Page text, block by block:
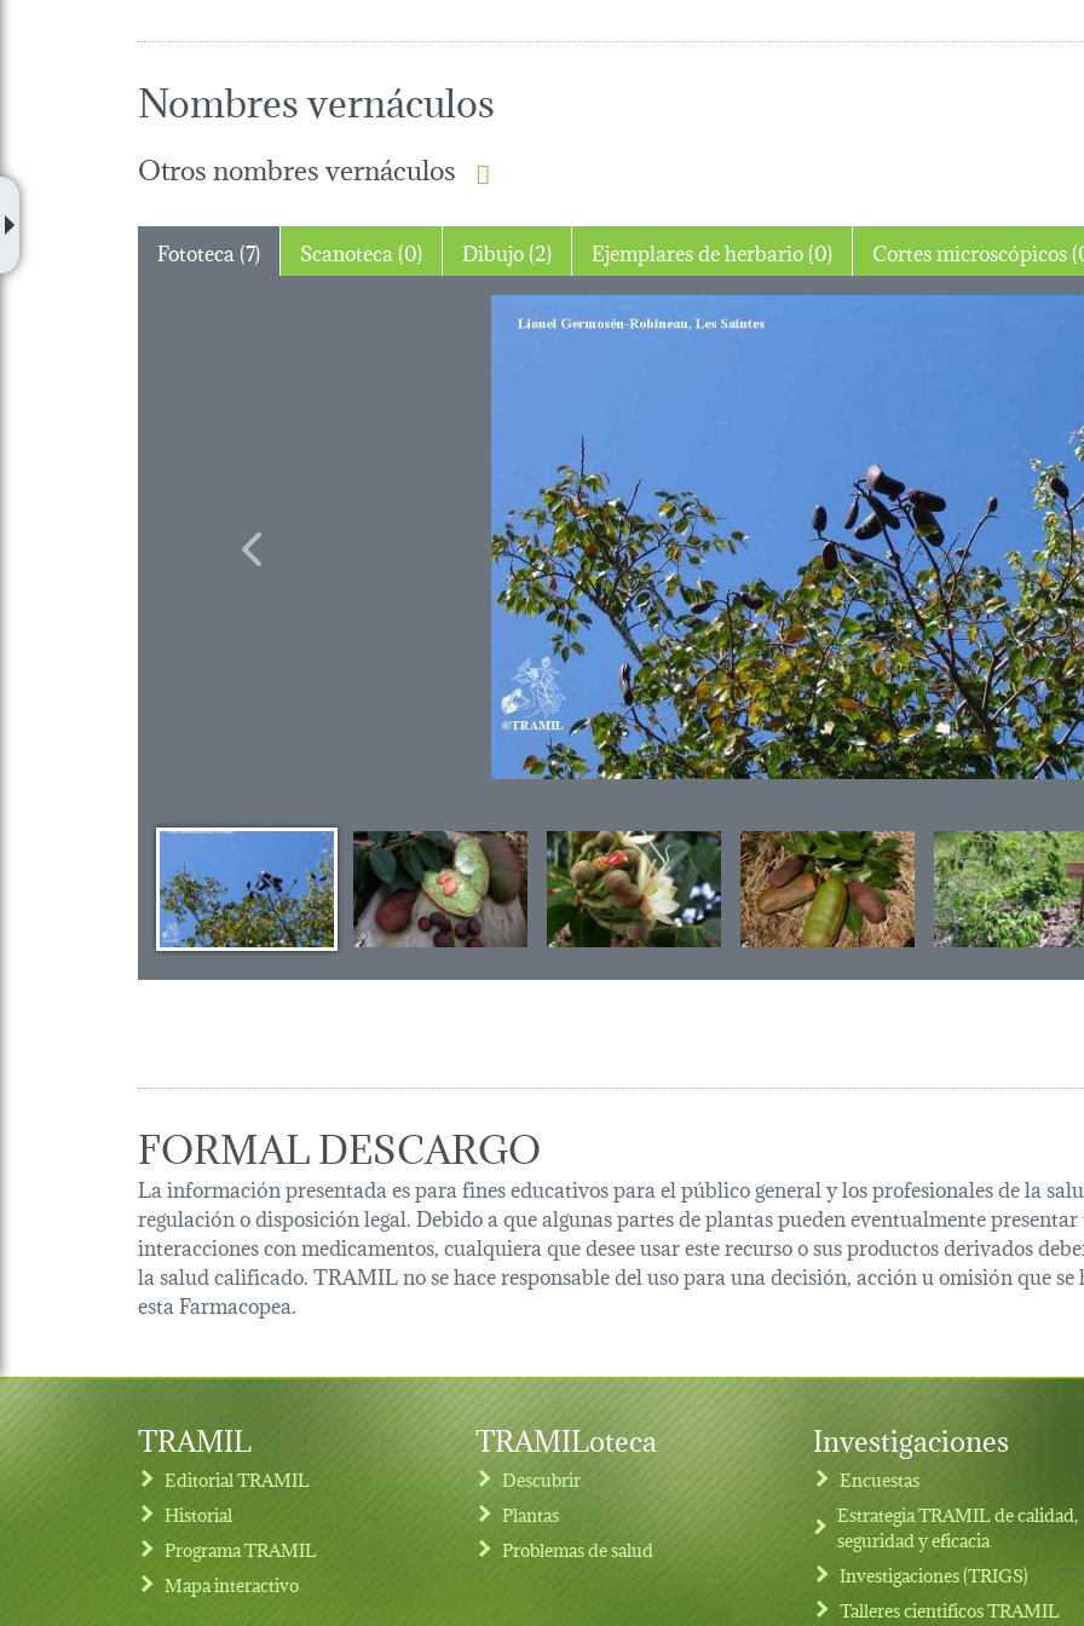
Nombres vernáculos
Otros nombres vernáculos
Fototeca (7) Scanoteca (0) Dibujo (2) Ejemplares de herbario (0)
Previous
FORMAL DESCARGO
La información presentada es para fines educativos para el público general y los profesionales de la
regulación o disposición legal. Debido a que algunas partes de plantas pueden eventualmente
interacciones con medicamentos, cualquiera que desee usar este recurso o sus productos derivados
la salud calificado. TRAMIL no se hace responsable del uso para una decisión, acción u omisión que
esta Farmacopea.
Footer menu
TRAMIL
Editorial TRAMIL
Historial
Programa TRAMIL
Mapa interactivo
TRAMILoteca
Descubrir
Plantas
Problemas de salud
Investigaciones
Encuestas
Estrategia TRAMIL de calidad,
seguridad y eficacia
Investigaciones (TRIGS)
Talleres cientificos TRAMIL